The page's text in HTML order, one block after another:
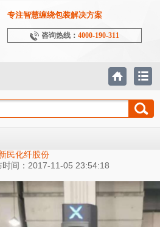
专注智慧缠绕包装解决方案
咨询热线： 4000-190-311
民化纤股份
时间：2017-11-05 23:54:18